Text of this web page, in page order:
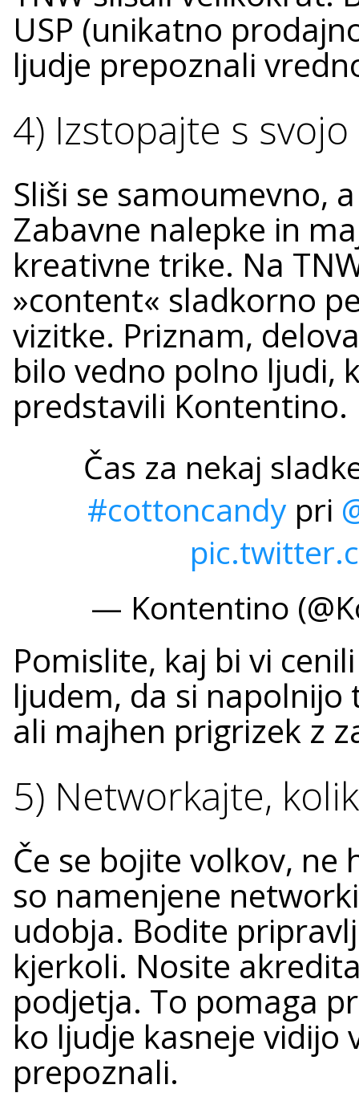
USP (unikatno
ljudje prepoznali
4) Izstopajte s
Sliši se samoumevno,
Zabavne nalepke in
kreativne trike. Na
»content« sladkorno
vizitke. Priznam,
bilo vedno polno ljudi,
predstavili Kontentino.
Čas za nekaj
#cottoncandy pri
— Kontentino
Pomislite, kaj bi vi
ljudem, da si
ali majhen prigrizek z
5) Networkajte,
Če se bojite volkov,
so namenjene
udobja. Bodite
kjerkoli. Nosite
podjetja. To pomaga
ko ljudje kasneje vidijo
prepoznali.